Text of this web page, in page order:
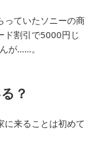
っていたソニーの商
ド割引で5000円じ
が……。
？
に来ることは初めて